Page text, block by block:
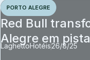
PORTO ALEGRE
Red Bull
Alegre em
LaghettoHotéis26/8/25